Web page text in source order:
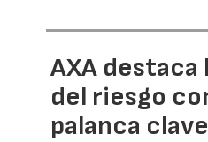
AXA destaca
del riesgo
palanca